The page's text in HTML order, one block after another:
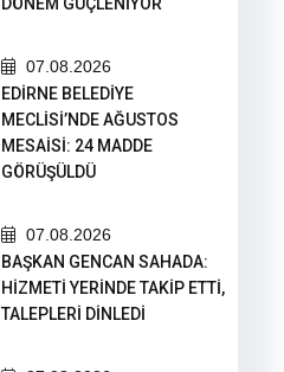
07.08.2026
EDİRNE BELEDİYE
MECLİSİ’NDE AĞUSTOS
MESAİSİ: 24 MADDE
GÖRÜŞÜLDÜ
07.08.2026
BAŞKAN GENCAN SAHADA:
HİZMETİ YERİNDE TAKİP ETTİ,
TALEPLERİ DİNLEDİ